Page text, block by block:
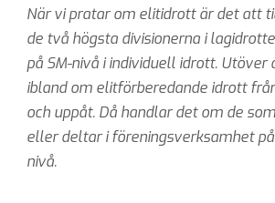
När vi pratar om elitidrott är det att
de två högsta divisionerna i
på SM-nivå i individuell idrott. Utöver
ibland om elitförberedande idrott
och uppåt. Då handlar det om de
eller deltar i föreningsverksamhet
nivå.